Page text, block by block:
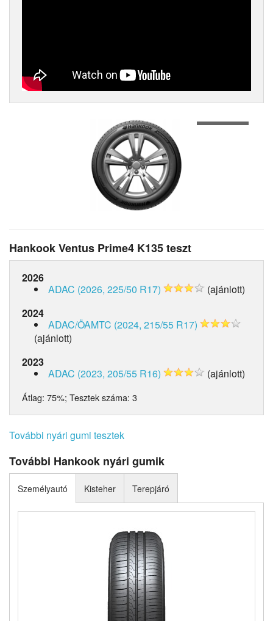
Hankook Ventus Prime4 K135 teszt
2026
ADAC (2026, 225/50 R17)
(ajánlott)
2024
ADAC/ÖAMTC (2024, 215/55 R17)
(ajánlott)
2023
ADAC (2023, 205/55 R16)
(ajánlott)
Átlag: 75%; Tesztek száma: 3
További nyári gumi tesztek
További Hankook nyári gumik
Személyautó Kisteher Terepjáró